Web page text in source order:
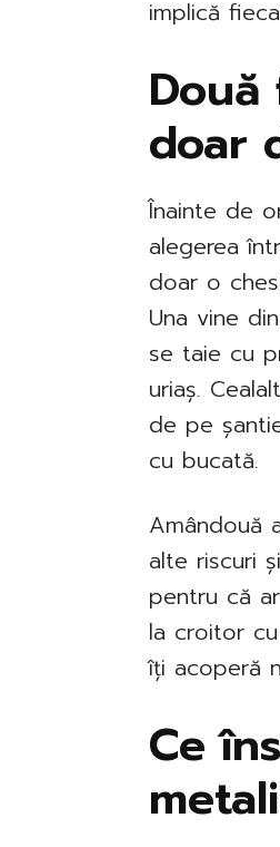
implică
doar
Înainte de
alegerea
doar o
Una vine
se taie cu
uriaș.
de pe
cu bucată.
Amândouă
alte riscuri
pentru că
la croitor
îți acoperă
Ce